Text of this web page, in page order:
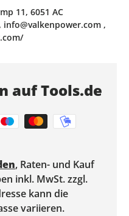
11, 6051 AC
,
auf Tools.de
, Raten- und Kauf
inkl. MwSt. zzgl.
kann die
variieren.